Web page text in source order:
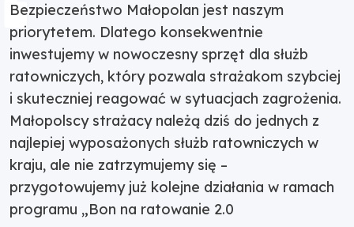
Bezpieczeństwo Małopolan jest naszym
priorytetem. Dlatego konsekwentnie
inwestujemy w nowoczesny sprzęt dla służb
ratowniczych, który pozwala strażakom szybciej
i skuteczniej reagować w sytuacjach zagrożenia.
Małopolscy strażacy należą dziś do jednych z
najlepiej wyposażonych służb ratowniczych w
kraju, ale nie zatrzymujemy się –
przygotowujemy już kolejne działania w ramach
programu „Bon na ratowanie 2.0